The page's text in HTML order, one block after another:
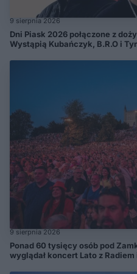
9 sierpnia 2026
Dni Piask 2026 połączone z
Wystąpią Kubańczyk, B.R.O i
9 sierpnia 2026
Ponad 60 tysięcy osób pod
wyglądał koncert Lato z